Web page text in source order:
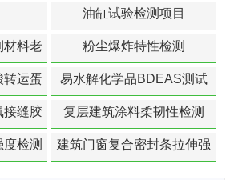
油缸试验检测项目
材料老
模型
粉尘爆炸特性检测
转运蛋
易水解化学品BDEAS测试
接缝胶
复层建筑涂料柔韧性检测
检测
建筑门窗复合密封条拉伸强